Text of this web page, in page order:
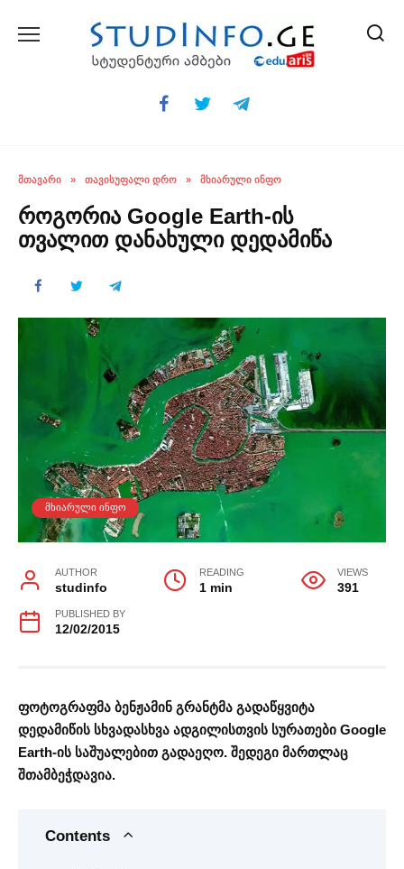
ᲛᲗᲐᲕᲐᲠᲘ » ᲗᲐᲕᲘᲡᲣᲤᲐᲚᲘ ᲓᲠᲝ » ᲛᲮᲘᲐᲠᲣᲚᲘ ᲘᲜᲤᲝ
როგორია Google Earth-ის
თვალით დანახული დედამიწა
ᲛᲮᲘᲐᲠᲣᲚᲘ ᲘᲜᲤᲝ
AUTHOR
studinfo
READING
1 min
VIEWS
391
PUBLISHED BY
12/02/2015
ფოტოგრაფმა ბენჟამინ გრანტმა გადაწყვიტა
დედამიწის სხვადასხვა ადგილისთვის სურათები Google
Earth-ის საშუალებით გადაეღო. შედეგი მართლაც
შთამბეჭდავია.
Contents